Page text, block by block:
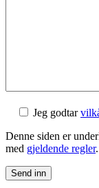
Jeg godtar
Denne siden er
med gjeldende regler.